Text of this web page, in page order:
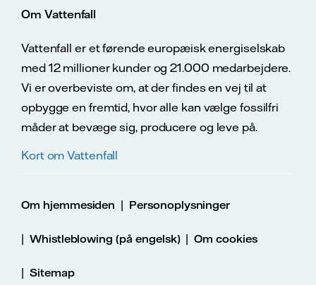
Om Vattenfall
Vattenfall er et førende europæisk energiselskab
med 12 millioner kunder og 21.000 medarbejdere.
Vi er overbeviste om, at der findes en vej til at
opbygge en fremtid, hvor alle kan vælge fossilfri
måder at bevæge sig, producere og leve på.
Kort om Vattenfall
Om hjemmesiden | Personoplysninger
| Whistleblowing (på engelsk)|Om cookies
| Sitemap